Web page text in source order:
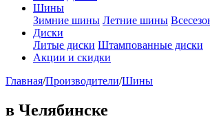
Шины
Зимние шины Летние шины
Диски
Литые диски Штампованные диски
Акции и скидки
Главная/Производители/Шины
в Челябинске